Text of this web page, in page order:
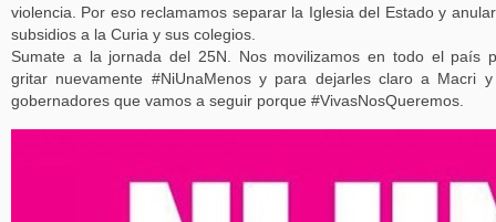
violencia. Por eso reclamamos separar la Iglesia del Estado y
subsidios a la Curia y sus colegios.
Sumate a la jornada del 25N. Nos movilizamos en todo el país
gritar nuevamente #NiUnaMenos y para dejarles claro a Macri
gobernadores que vamos a seguir porque #VivasNosQueremos.